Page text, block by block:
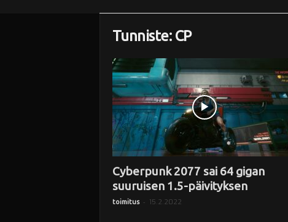
Tunniste: CP
Cyberpunk 2077 sai 64 gigan
suuruisen 1.5-päivityksen
toimitus - 15.2.2022